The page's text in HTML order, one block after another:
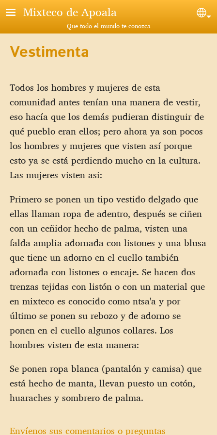
Pasar al contenido principal
Mixteco de Apoala
Que todo el mundo te conozca
Vestimenta
Todos los hombres y mujeres de esta
comunidad antes tenían una manera de vestir,
eso hacía que los demás pudieran distinguir de
qué pueblo eran ellos; pero ahora ya son pocos
los hombres y mujeres que visten así porque
esto ya se está perdiendo mucho en la cultura.
Las mujeres visten asi:
Primero se ponen un tipo vestido delgado que
ellas llaman ropa de adentro, después se ciñen
con un ceñidor hecho de palma, visten una
falda amplia adornada con listones y una blusa
que tiene un adorno en el cuello también
adornada con listones o encaje. Se hacen dos
trenzas tejidas con listón o con un material que
en mixteco es conocido como ntsa'a y por
último se ponen su rebozo y de adorno se
ponen en el cuello algunos collares. Los
hombres visten de esta manera:
Se ponen ropa blanca (pantalón y camisa) que
está hecho de manta, llevan puesto un cotón,
huaraches y sombrero de palma.
Envíenos sus comentarios o preguntas